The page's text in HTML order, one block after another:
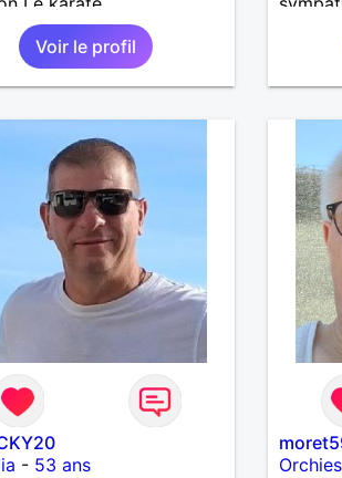
Voir le profil
- 53 ans
Orchies